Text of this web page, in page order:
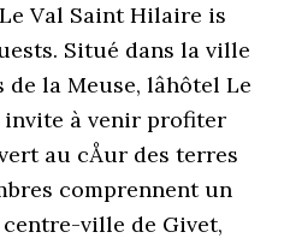
Val Saint Hilaire is
Situé dans la ville
la Meuse, lâhôtel Le
à venir profiter
au cÅur des terres
comprennent un
ville de Givet,